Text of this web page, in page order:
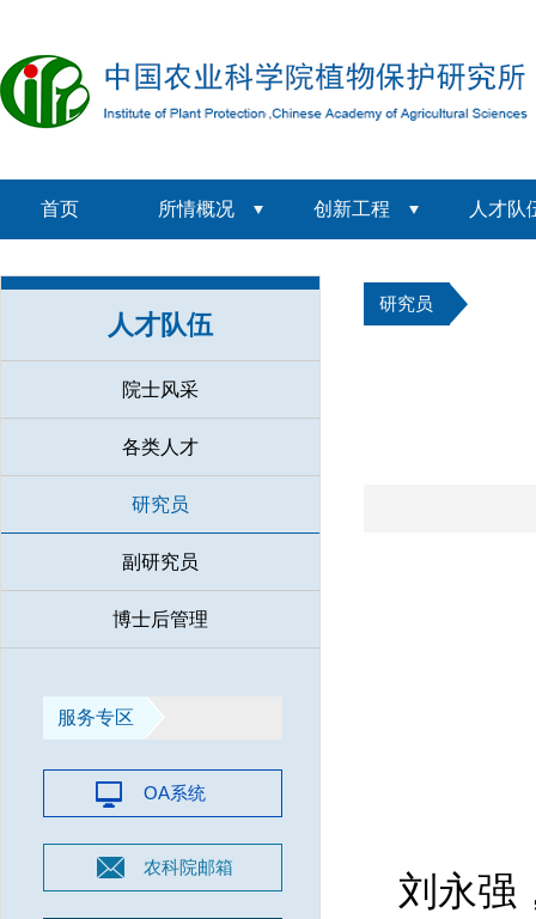
首页 所情概况 创新工程 人才队
人才队伍
院士风采
各类人才
研究员
副研究员
博士后管理
服务专区
OA系统
农科院邮箱
研究员
刘永强